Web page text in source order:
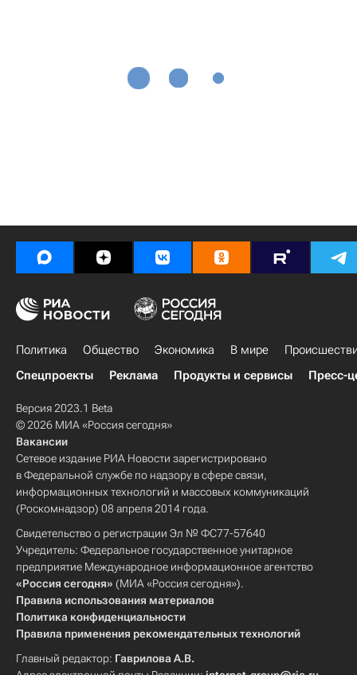
Политика Общество Экономика В мире
Спецпроекты
Реклама Продукты и сервисы Пресс-
Версия 2023.1 Beta
© 2026 МИА «Россия сегодня»
Вакансии
Сетевое издание РИА Новости зарегистрировано
в Федеральной службе по надзору в сфере связи,
информационных технологий и массовых коммуникаций
(Роскомнадзор) 08 апреля 2014 года.
Свидетельство о регистрации Эл № ФС77-57640
Учредитель: Федеральное государственное унитарное
предприятие Международное информационное агентство
«Россия сегодня» (МИА «Россия сегодня»).
Правила использования материалов
Политика конфиденциальности
Правила применения рекомендательных технологий
Главный редактор: Гаврилова А.В.